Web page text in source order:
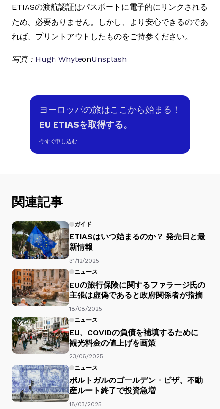
ETIASの渡航認証はパスポートに電子的にリンクされる
ため、必要ありません。しかし、より安心できるのであ
れば、プリントアウトしたものをご持参ください。
写真： Hugh WhyteonUnsplash
ヨーロッパの旅はここから始まる！
EU ETIASを取得する。
今すぐ申し込む
関連記事
ガイド
ETIASはいつ始まるのか？ 発売日と最
新情報
31/12/2025
ニュース
EUの旅行保険に関するファラージ氏の
主張は虚偽であると政府関係者が指摘
18/08/2025
ニュース
EU、COVIDの負債を補填するために
観光料金の値上げを画策
23/06/2025
ニュース
ポルトガルのゴールデン・ビザ、不動
産ルート終了で投資急増
18/03/2025